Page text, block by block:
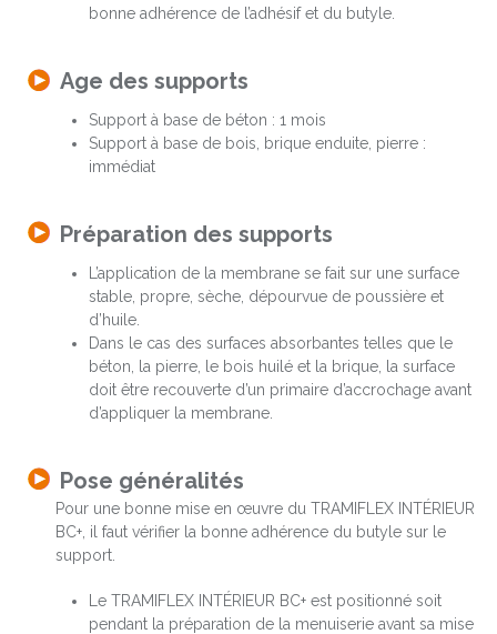
bonne adhérence de l’adhésif et du butyle.
Age des supports
Support à base de béton : 1 mois
Support à base de bois, brique enduite, pierre :
immédiat
Préparation des supports
L’application de la membrane se fait sur une surface
stable, propre, sèche, dépourvue de poussière et
d’huile.
Dans le cas des surfaces absorbantes telles que le
béton, la pierre, le bois huilé et la brique, la surface
doit être recouverte d’un primaire d’accrochage avant
d’appliquer la membrane.
Pose généralités
Pour une bonne mise en œuvre du TRAMIFLEX INTÉRIEUR
BC+, il faut vérifier la bonne adhérence du butyle sur le
support.
Le TRAMIFLEX INTÉRIEUR BC+ est positionné soit
pendant la préparation de la menuiserie avant sa mise